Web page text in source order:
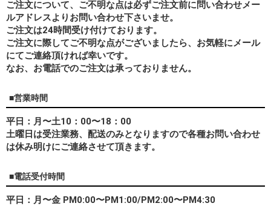
ご注文について、ご不明な点は必ずご注文前に問い合わせメー
ルアドレスよりお問い合わせ下さいませ。
ご注文は24時間受け付けております。
ご注文に際してご不明な点がございましたら、お気軽にメール
にてご連絡頂ければ幸いです。
なお、 お電話でのご注文は承っておりません。
■営業時間
平日：月〜土10：00〜18：00
土曜日は受注業務、配送のみとなりますので各種お問い合わせ
は休み明けにご連絡させて頂きます。
■電話受付時間
平日：月〜金 PM0:00〜PM1:00/PM2:00〜PM4:30